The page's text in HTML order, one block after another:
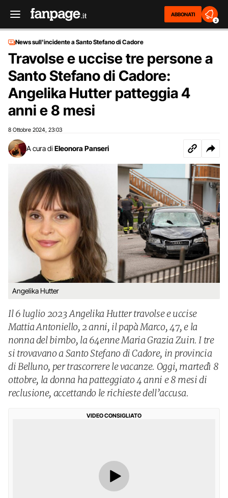
ABBONATI
2
News sull'incidente a Santo Stefano di Cadore
Travolse e uccise tre persone a
Santo Stefano di Cadore:
Angelika Hutter patteggia 4
anni e 8 mesi
8 Ottobre 2024 23:03
A cura di Eleonora Panseri
Angelika Hutter
Il 6 luglio 2023 Angelika Hutter travolse e uccise
Mattia Antoniello, 2 anni, il papà Marco, 47, e la
nonna del bimbo, la 64enne Maria Grazia Zuin. I tre
si trovavano a Santo Stefano di Cadore, in provincia
di Belluno, per trascorrere le vacanze. Oggi, martedì 8
ottobre, la donna ha patteggiato 4 anni e 8 mesi di
reclusione, accettando le richieste dell’accusa.
VIDEO CONSIGLIATO